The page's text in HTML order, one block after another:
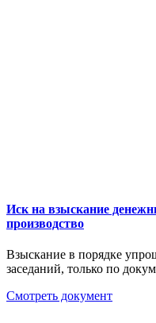
Иск на взыскание
производство
Взыскание в порядке
заседаний, только по
Смотреть документ